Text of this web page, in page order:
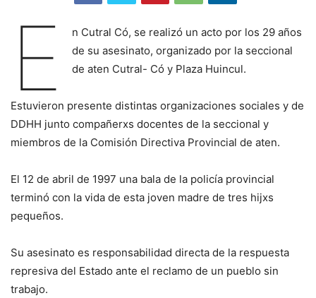
E
n Cutral Có, se realizó un acto por los 29 años
de su asesinato, organizado por la seccional
de aten Cutral- Có y Plaza Huincul.
Estuvieron presente distintas organizaciones sociales y de
DDHH junto compañerxs docentes de la seccional y
miembros de la Comisión Directiva Provincial de aten.
El 12 de abril de 1997 una bala de la policía provincial
terminó con la vida de esta joven madre de tres hijxs
pequeños.
Su asesinato es responsabilidad directa de la respuesta
represiva del Estado ante el reclamo de un pueblo sin
trabajo.